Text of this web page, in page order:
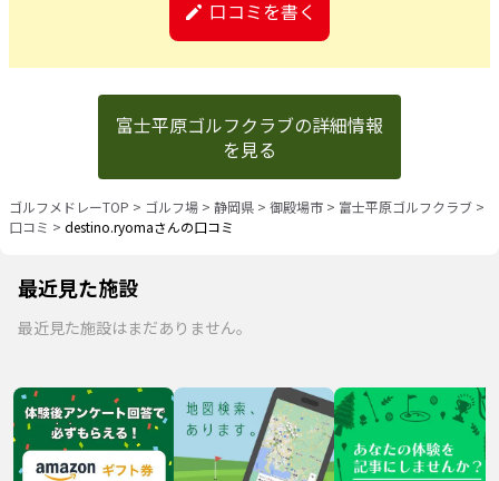
口コミを書く
富士平原ゴルフクラブの詳細情報
を見る
ゴルフメドレーTOP > ゴルフ場 > 静岡県 > 御殿場市 > 富士平原ゴルフクラブ >
口コミ > destino.ryomaさんの口コミ
最近見た施設
最近見た施設はまだありません。